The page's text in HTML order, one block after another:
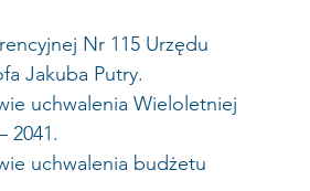
Nr 115 Urzędu
Jakuba Putry.
uchwalenia Wieloletniej
2041.
uchwalenia budżetu